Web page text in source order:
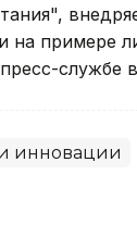
на примере
службе
инновации